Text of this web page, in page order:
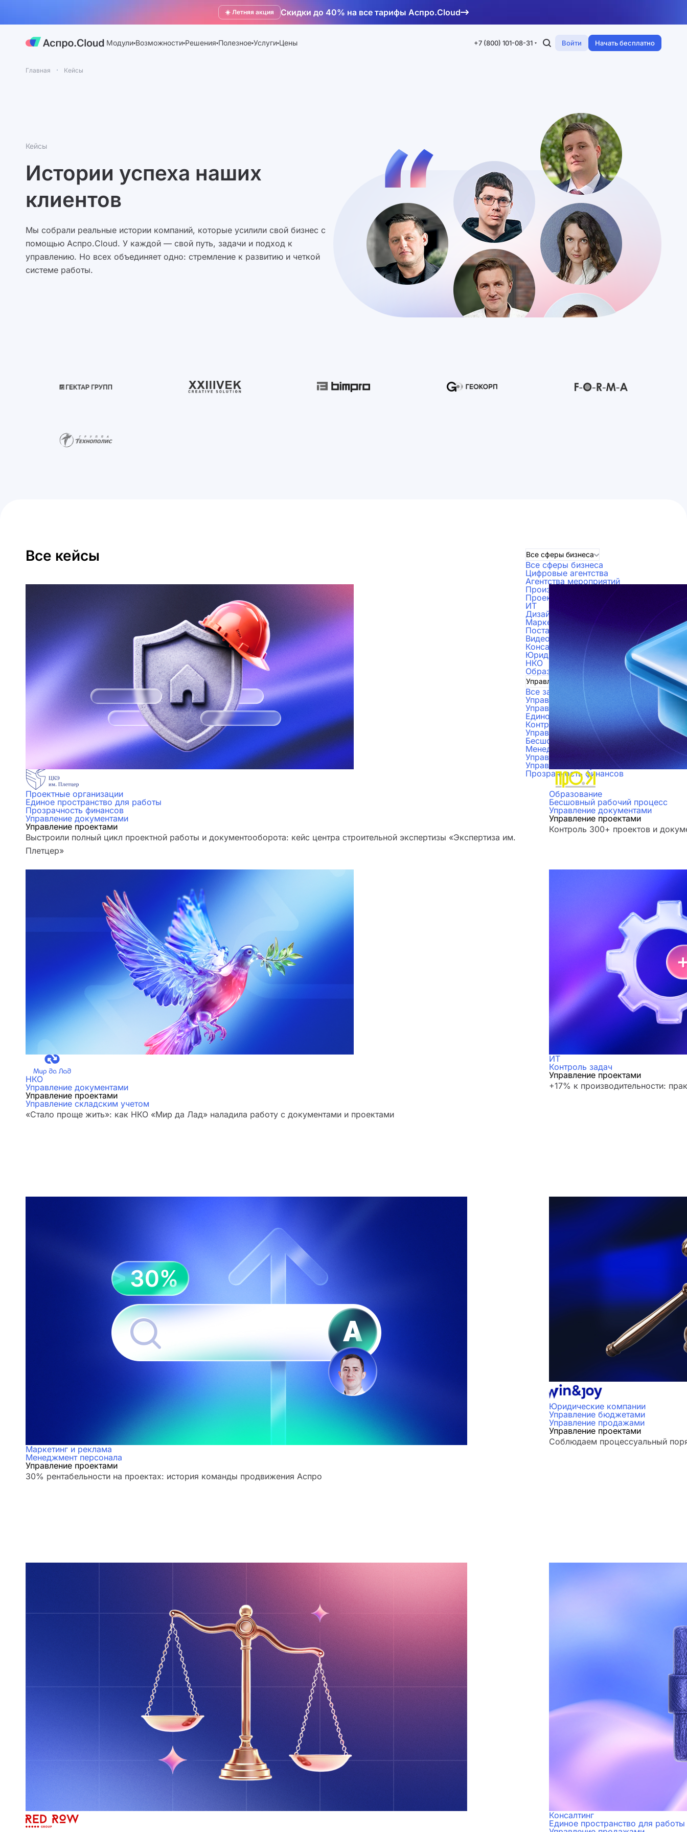
☀️ Летняя акция Скидки до 40% на все тарифы Аспро.Cloud
Модули Возможности Решения Полезное Услуги Цены +7 (800) 101-08-31 Войти Начать бесплатно
Главная Кейсы
Кейсы
Истории успеха наших
клиентов
Мы собрали реальные истории компаний, которые усилили свой бизнес с
помощью Аспро.Cloud. У каждой — свой путь, задачи и подход к
управлению. Но всех объединяет одно: стремление к развитию и четкой
системе работы.
Все кейсы Все сферы бизнеса
Все сферы бизнеса
Цифровые агентства
Агентства мероприятий
Производство
Проектные организации
ИТ
Дизайнеры
Маркетинг и реклама
Поставки
Видеопроизводство
Консалтинг
Юридические компании
НКО
Образование
Управление проектами
Все задачи
Управление бюджетами
Управление проектами
Единое пространство для работы
Контроль задач
Управление продажами
Бесшовный рабочий процесс
Менеджмент персонала
Управление складским учетом
Управление документами
Прозрачность финансов
Проектные организации
Единое пространство для работы
Прозрачность финансов
Управление документами
Управление проектами
Выстроили полный цикл проектной работы и документооборота: кейс центра строительной экспертизы «Экспертиза им.
Плетцер»
Образование
Бесшовный рабочий процесс
Управление документами
Управление проектами
Контроль 300+ проектов и
НКО
Управление документами
Управление проектами
Управление складским учетом
«Стало проще жить»: как НКО «Мир да Лад» наладила работу с документами и проектами
ИТ
Контроль задач
Управление проектами
+17% к производительности:
Маркетинг и реклама
Менеджмент персонала
Управление проектами
30% рентабельности на проектах: история команды продвижения Аспро
Юридические компании
Управление бюджетами
Управление продажами
Управление проектами
Соблюдаем процессуальный
Консалтинг
Единое пространство для работы